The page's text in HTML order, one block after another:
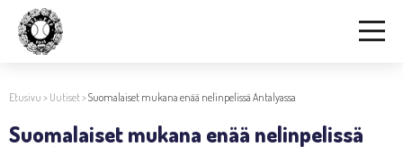
Etusivu > Uutiset>Suomalaiset mukana enää nelinpelissä Antalyassa
Suomalaiset mukana enää nelinpelissä